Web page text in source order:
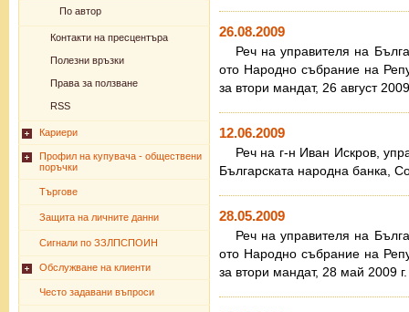
По автор
Контакти на пресцентъра
Полезни връзки
Права за ползване
RSS
Кариери
Профил на купувача - обществени
поръчки
Търгове
Защита на личните данни
Сигнали по ЗЗЛПСПОИН
Обслужване на клиенти
Често задавани въпроси
26.08.2009
Реч на управителя на
ото Народно събрание на
за втори мандат, 26 август 2009
12.06.2009
Реч на г-н Иван Искров,
Българската народна банка,
28.05.2009
Реч на управителя на
ото Народно събрание на
за втори мандат, 28 май 2009 г.